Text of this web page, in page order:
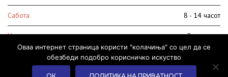
Сабота 8 - 14 часот
Недела Затворено
Оваа интернет страница користи "колачиња" со цел да се
обезбеди подобро корисничко искуство